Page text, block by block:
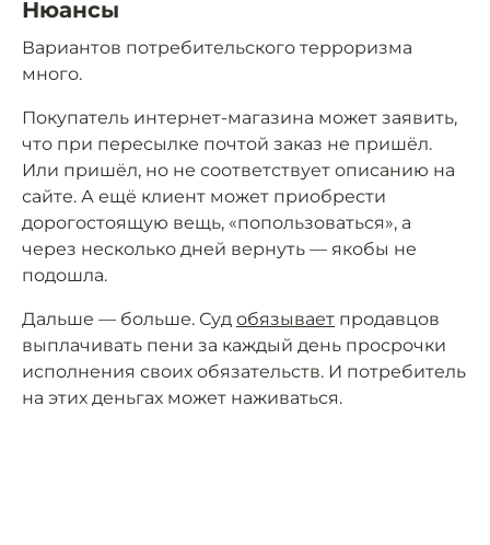
Нюансы
Вариантов потребительского терроризма
много.
Покупатель интернет-магазина может заявить,
что при пересылке почтой заказ не пришёл.
Или пришёл, но не соответствует описанию на
сайте. А ещё клиент может приобрести
дорогостоящую вещь, «попользоваться», а
через несколько дней вернуть — якобы не
подошла.
Дальше — больше. Суд обязывает продавцов
выплачивать пени за каждый день просрочки
исполнения своих обязательств. И потребитель
на этих деньгах может наживаться.